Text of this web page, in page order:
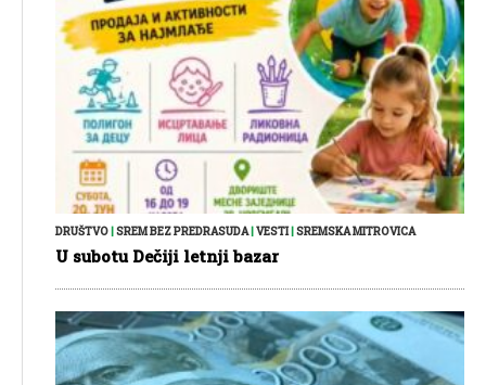
DRUŠTVO|SREM BEZ PREDRASUDA|VESTI|SREMSKA MITROVICA
U subotu Dečiji letnji bazar